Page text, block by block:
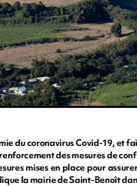
du coronavirus Covid-19, et
des mesures de
mises en place pour
la mairie de Saint-Benoît